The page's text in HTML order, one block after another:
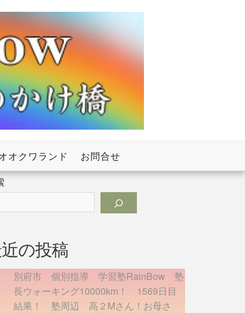
オクワランド お問合せ
の投稿
別府市 個別指導 学習塾RainBow 塾
長ウォーキング10000km！ 1569日目
結果！ 塾周辺 高２Mさん！お母さ